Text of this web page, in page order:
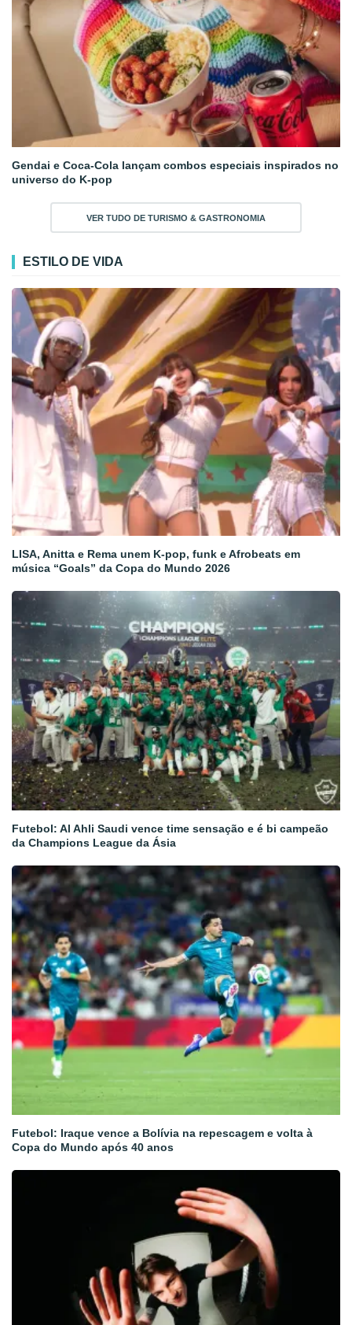
Gendai e Coca-Cola lançam combos especiais inspirados no
universo do K-pop
VER TUDO DE TURISMO & GASTRONOMIA
ESTILO DE VIDA
LISA, Anitta e Rema unem K-pop, funk e Afrobeats em
música “Goals” da Copa do Mundo 2026
Futebol: Al Ahli Saudi vence time sensação e é bi campeão
da Champions League da Ásia
Futebol: Iraque vence a Bolívia na repescagem e volta à
Copa do Mundo após 40 anos